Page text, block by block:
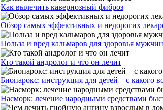
Как вылечить кавернозный фиброз
Обзор самых эффективных и недорогих
Польза и вред кальмаров для здоровья
Кто такой андролог и что он лечит
Биопарокс: инструкция для детей – с какого
Насморк: лечение народными средствами